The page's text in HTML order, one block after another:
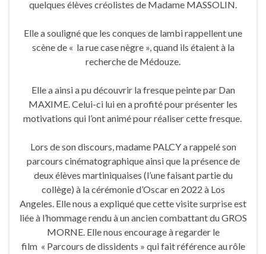
quelques élèves créolistes de Madame MASSOLIN.
Elle a souligné que les conques de lambi rappellent une
scène de « la rue case nègre », quand ils étaient à la
recherche de Médouze.
Elle a ainsi a pu découvrir la fresque peinte par Dan
MAXIME. Celui-ci lui en a profité pour présenter les
motivations qui l’ont animé pour réaliser cette fresque.
Lors de son discours, madame PALCY a rappelé son
parcours cinématographique ainsi que la présence de
deux élèves martiniquaises (l’une faisant partie du
collège) à la cérémonie d’Oscar en 2022 à Los
Angeles. Elle nous a expliqué que cette visite surprise est
liée à l’hommage rendu à un ancien combattant du GROS
MORNE. Elle nous encourage à regarder le
film « Parcours de dissidents » qui fait référence au rôle